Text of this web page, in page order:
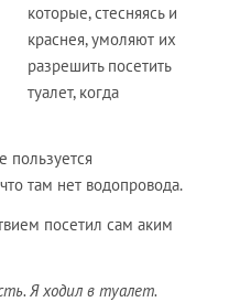
которые, стесняясь и
краснея, умоляют их
разрешить посетить
туалет, когда
пользуется
там нет водопровода.
посетил сам аким
Я ходил в туалет.